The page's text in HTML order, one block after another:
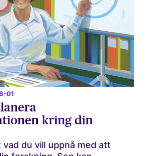
01
kring din
du vill uppnå med att